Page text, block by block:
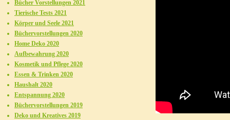
Bücher Vorstellungen 2021
Tierische Tests 2021
Körper und Seele 2021
Büchervorstellungen 2020
Home Deko 2020
Aufbewahrung 2020
Kosmetik und Pflege 2020
Essen & Trinken 2020
Haushalt 2020
Entspannung 2020
Büchervorstellungen 2019
Deko und Kreatives 2019